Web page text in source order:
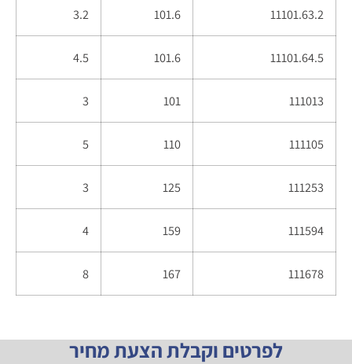
11101.63.2
101.6
3.2
11101.64.5
101.6
4.5
111013
101
3
111105
110
5
111253
125
3
111594
159
4
111678
167
8
לפרטים וקבלת הצעת מחיר